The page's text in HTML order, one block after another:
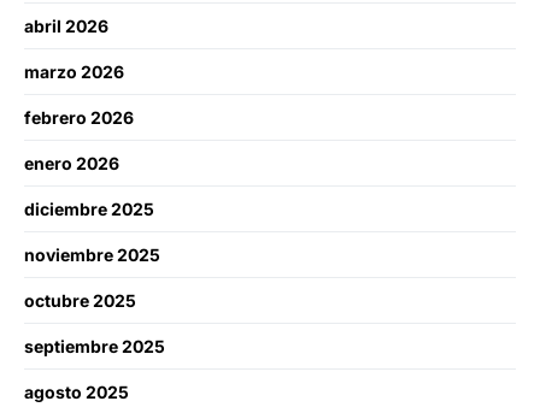
abril 2026
marzo 2026
febrero 2026
enero 2026
diciembre 2025
noviembre 2025
octubre 2025
septiembre 2025
agosto 2025